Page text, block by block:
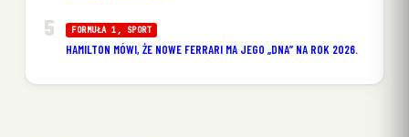
FORMUŁA 1 , SPORT
HAMILTON MÓWI, ŻE NOWE FERRARI MA JEGO „DNA” NA ROK 2026.